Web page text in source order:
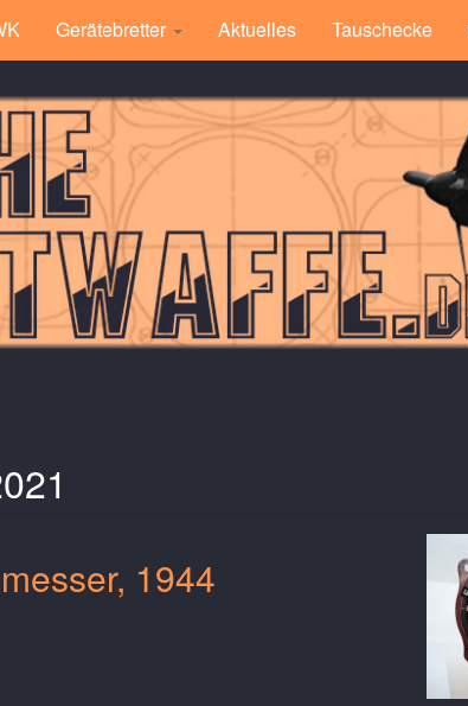
Gerätebretter Aktuelles Tauschecke
1944